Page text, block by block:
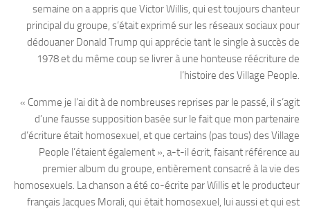
semaine on a appris que Victor Willis, qui est toujours chanteur
principal du groupe, s’était exprimé sur les réseaux sociaux pour
dédouaner Donald Trump qui apprécie tant le single à succès de
1978 et du même coup se livrer à une honteuse réécriture de
l’histoire des Village People.
« Comme je l’ai dit à de nombreuses reprises par le passé, il s’agit
d’une fausse supposition basée sur le fait que mon partenaire
d’écriture était homosexuel, et que certains (pas tous) des Village
People l’étaient également », a-t-il écrit, faisant référence au
premier album du groupe, entièrement consacré à la vie des
homosexuels. La chanson a été co-écrite par Willis et le producteur
français Jacques Morali, qui était homosexuel, lui aussi et qui est